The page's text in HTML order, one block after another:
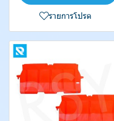
รายการโปรด